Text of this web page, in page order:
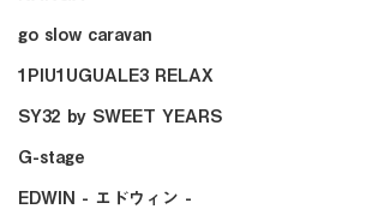
go slow caravan
1PIU1UGUALE3 RELAX
SY32 by SWEET YEARS
G-stage
EDWIN - エドウィン -